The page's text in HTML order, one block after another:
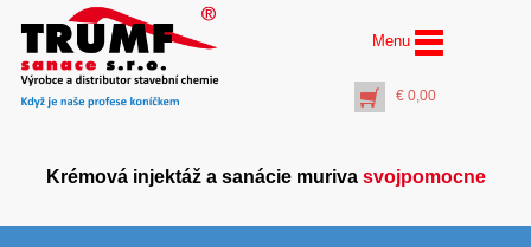
Menu
€ 0,00
Krémová injektáž a sanácie muriva svojpomocne